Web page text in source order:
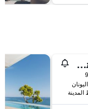
لازاروس هوتل ريزورت